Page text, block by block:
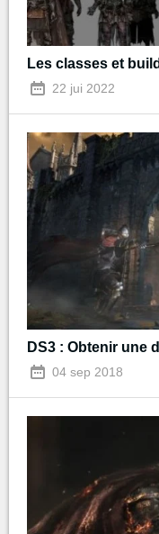
Les classes et
22 jui 2022
DS3 : Obtenir une
04 sep 2018